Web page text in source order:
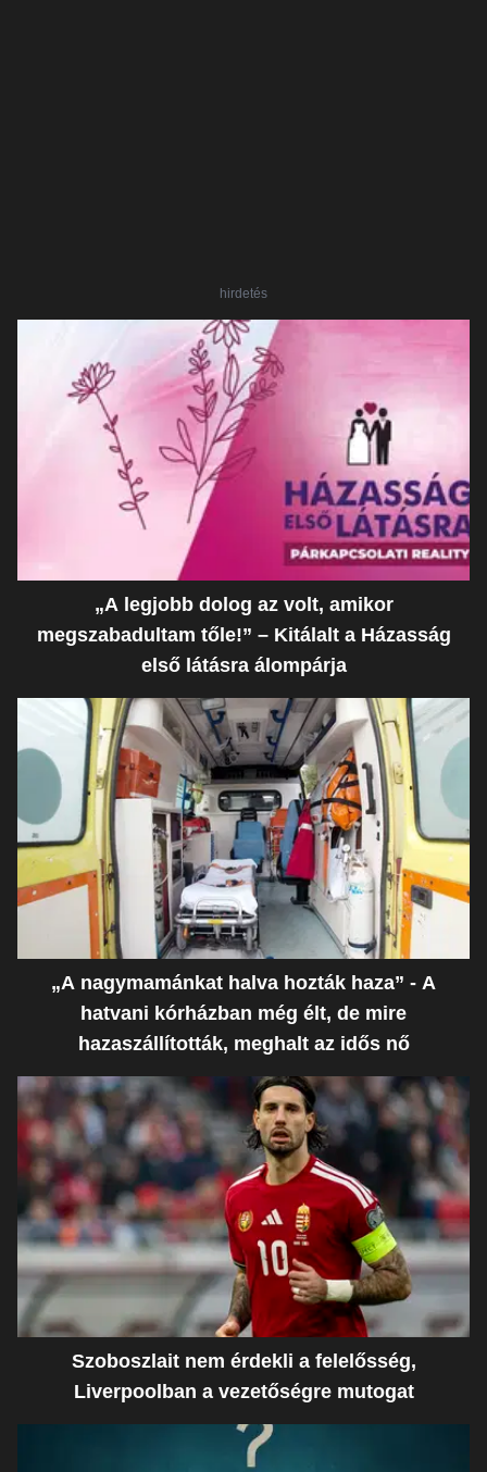
hirdetés
„A legjobb dolog az volt, amikor
megszabadultam tőle!” – Kitálalt a Házasság
első látásra álompárja
„A nagymamánkat halva hozták haza” - A
hatvani kórházban még élt, de mire
hazaszállították, meghalt az idős nő
Szoboszlait nem érdekli a felelősség,
Liverpoolban a vezetőségre mutogat